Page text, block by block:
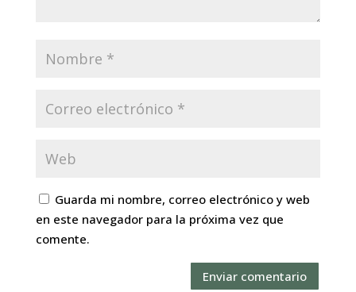
Guarda mi nombre, correo electrónico y web
en este navegador para la próxima vez que
comente.